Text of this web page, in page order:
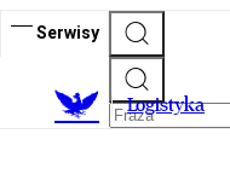
Serwisy
Logistyka